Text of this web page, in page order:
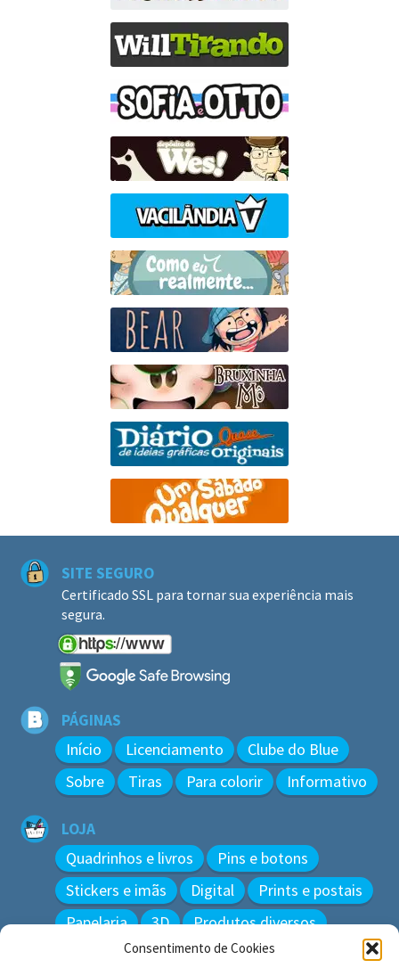
Consentimento de Cookies
SITE SEGURO
Certificado SSL para tornar sua experiência mais
segura.
PÁGINAS
Início Licenciamento
Clube do Blue
Sobre
Tiras Para colorir Informativo
LOJA
Quadrinhos e livros
Pins e botons
Stickers e imãs
Digital
Prints e postais
Papelaria
3D Produtos diversos